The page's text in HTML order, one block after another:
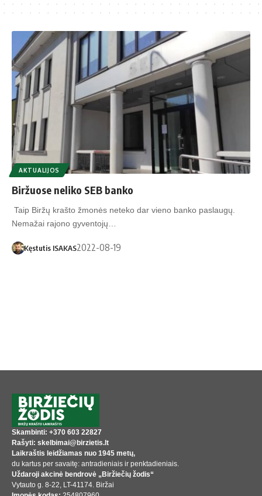
AKTUALIJOS
Biržuose neliko SEB banko
Taip Biržų krašto žmonės neteko dar vieno banko paslaugų.
Nemažai rajono gyventojų…
Kęstutis ISAKAS2022-08-19
Skambinti: +370 603 22827
Rašyti: skelbimai@birzietis.lt
Laikraštis leidžiamas nuo 1945 metų,
du kartus per savaitę: antradieniais ir penktadieniais.
Uždaroji akcinė bendrovė „Biržiečių žodis“
Vytauto g. 8-22, LT-41174. Biržai